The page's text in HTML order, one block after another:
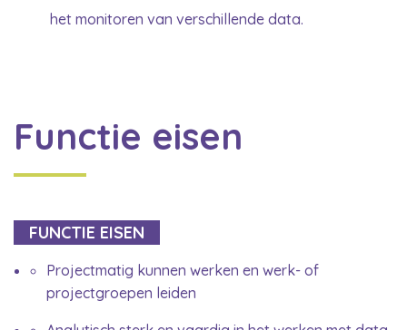
het monitoren van verschillende data.
Functie eisen
FUNCTIE EISEN
Projectmatig kunnen werken en werk- of
projectgroepen leiden